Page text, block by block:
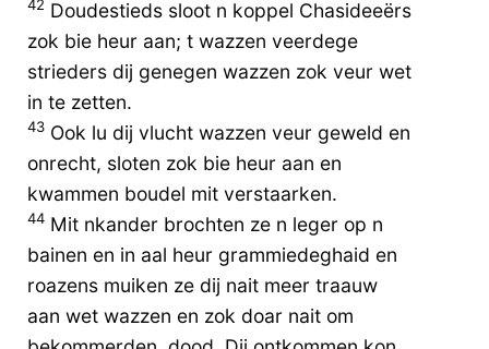
42 Doudestieds sloot n koppel Chasideeërs
zok bie heur aan; t wazzen veerdege
strieders dij genegen wazzen zok veur wet
in te zetten.
43 Ook lu dij vlucht wazzen veur geweld en
onrecht, sloten zok bie heur aan en
kwammen boudel mit verstaarken.
44 Mit nkander brochten ze n leger op n
bainen en in aal heur grammiedeghaid en
roazens muiken ze dij nait meer traauw
aan wet wazzen en zok doar nait om